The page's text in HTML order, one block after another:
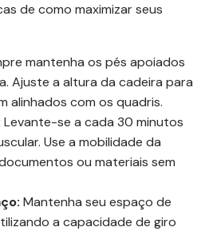
de como maximizar seus
mantenha os pés apoiados
Ajuste a altura da cadeira para
alinhados com os quadris.
Levante-se a cada 30 minutos
Use a mobilidade da
ou materiais sem
Mantenha seu espaço de
a capacidade de giro